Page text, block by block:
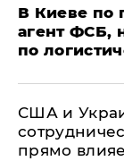
В Киеве по
агент ФСБ,
по
США и
прямо